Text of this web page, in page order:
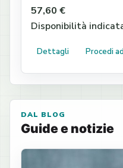
57,60 €
Disponibilità
Dettagli Procedi
DAL BLOG
Guide e notizie